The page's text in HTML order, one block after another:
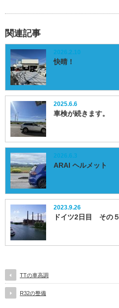
関連記事
2026.2.10
快晴！
2025.6.6
車検が続きます。
2026.6.3
ARAI ヘルメット
2023.9.26
ドイツ2日目 その５
TTの車高調
R32の整備